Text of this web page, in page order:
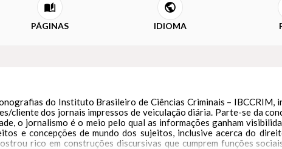
PÁGINAS IDIOMA
do Instituto Brasileiro de Ciências Criminais –
cliente dos jornais impressos de veiculação diária. Parte-se da
o jornalismo é o meio pelo qual as informações ganham
e concepções de mundo dos sujeitos, inclusive acerca do
rico em construções discursivas que cumprem funções